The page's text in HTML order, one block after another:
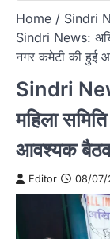
Home
Sindri
Sindri News:
नगर कमेटी की हुई
Sindri
महिला
आवश्यक
Editor 08/07/